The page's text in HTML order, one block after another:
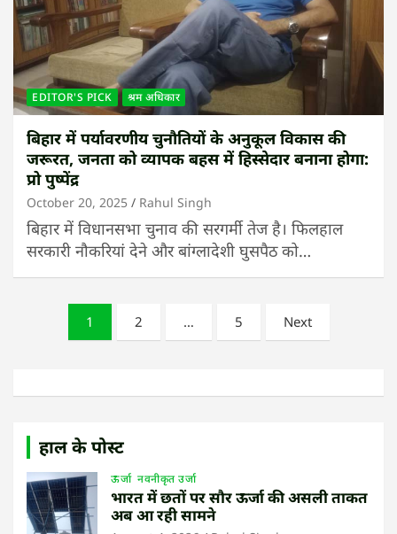
EDITOR'S PICK श्रम अधिकार
बिहार में पर्यावरणीय चुनौतियों के अनुकूल विकास की
जरूरत, जनता को व्यापक बहस में हिस्सेदार बनाना होगा:
प्रो पुष्पेंद्र
October 20, 2025 Rahul Singh
बिहार में विधानसभा चुनाव की सरगर्मी तेज है। फिलहाल
सरकारी नौकरियां देने और बांग्लादेशी घुसपैठ को…
pagination
1 2 … 5 Next
हाल के पोस्ट
ऊर्जा नवनीकृत उर्जा
भारत में छतों पर सौर ऊर्जा की असली ताकत
अब आ रही सामने